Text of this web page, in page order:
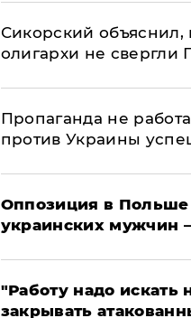
Сикорский
олигархи не свергли
​Пропаганда не
против Украины
Оппозиция в Польше
украинских мужчин
"Работу надо
закрывать